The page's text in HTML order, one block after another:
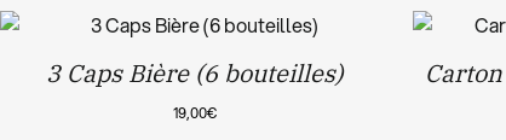
3 Caps Bière (6 bouteilles)
19,00€